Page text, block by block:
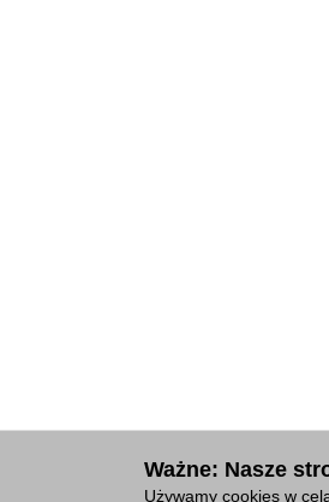
Ważne: Nasze
Używamy cookies w